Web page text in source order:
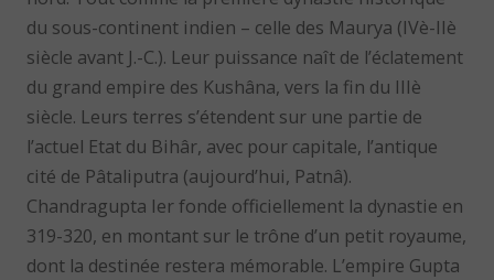
du sous-continent indien – celle des Maurya (IVè-IIè
siècle avant J.-C.). Leur puissance naît de l’éclatement
du grand empire des Kushâna, vers la fin du IIIè
siècle. Leurs terres s’étendent sur une partie de
l’actuel Etat du Bihâr, avec pour capitale, l’antique
cité de Pâtaliputra (aujourd’hui, Patnâ).
Chandragupta Ier fonde officiellement la dynastie en
319-320, en montant sur le trône d’un petit royaume,
dont la destinée restera mémorable. L’empire Gupta